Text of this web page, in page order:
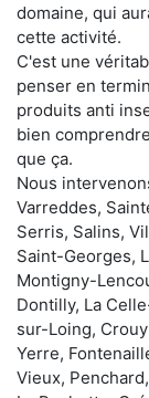
domaine, qui
cette activité.
C'est une
penser en
produits anti
bien
que ça.
Nous
Varreddes,
Serris, Salins,
Saint-Georges,
Montigny-
Dontilly, La
sur-Loing,
Yerre,
Vieux,